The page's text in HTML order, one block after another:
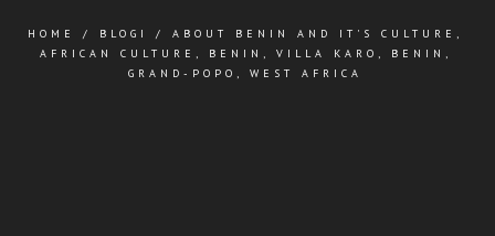
HOME / BLOGI / ABOUT BENIN AND IT'S CULTURE
AFRICAN CULTURE
BENIN
VILLA KARO, BENIN,
GRAND-POPO
WEST AFRICA